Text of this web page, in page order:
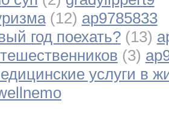
(12) ap9785833
год поехать? (13)
(3)
услуги в